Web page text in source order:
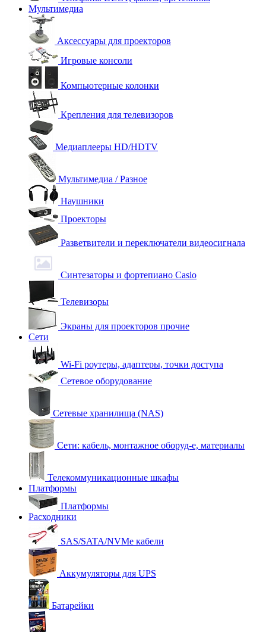
Мультимедиа
Аксессуары для проекторов
Игровые консоли
Компьютерные колонки
Крепления для телевизоров
Медиаплееры HD/HDTV
Мультимедиа / Разное
Наушники
Проекторы
Разветвители и переключатели видеосигнала
Синтезаторы и фортепиано Casio
Телевизоры
Экраны для проекторов прочие
Сети
Wi-Fi роутеры, адаптеры, точки доступа
Сетевое оборудование
Сетевые хранилища (NAS)
Сети: кабель, монтажное оборуд-е, материалы
Телекоммуникационные шкафы
Платформы
Платформы
Расходники
SAS/SATA/NVMe кабели
Аккумуляторы для UPS
Батарейки